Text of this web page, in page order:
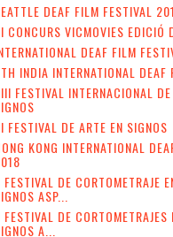
DEAF FILM FESTIVAL
CONCURS VICMOVIES EDICIÓ
DEAF FILM
INDIA INTERNATIONAL
FESTIVAL INTERNACIONAL
FESTIVAL DE ARTE EN SIGNOS
KONG INTERNATIONAL
FESTIVAL DE CORTOMETRAJE
ASP...
FESTIVAL DE CORTOMETRAJES
A...